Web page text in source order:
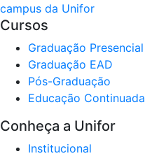
campus da Unifor
Cursos
Graduação Presencial
Graduação EAD
Pós-Graduação
Educação Continuada
Conheça a Unifor
Institucional